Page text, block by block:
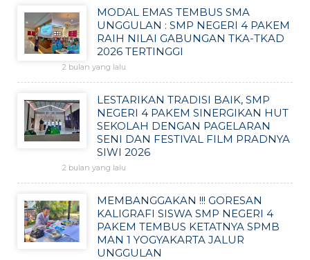
MODAL EMAS TEMBUS SMA
UNGGULAN : SMP NEGERI 4 PAKEM
RAIH NILAI GABUNGAN TKA-TKAD
2026 TERTINGGI
2 bulan yang lalu
LESTARIKAN TRADISI BAIK, SMP
NEGERI 4 PAKEM SINERGIKAN HUT
SEKOLAH DENGAN PAGELARAN
SENI DAN FESTIVAL FILM PRADNYA
SIWI 2026
2 bulan yang lalu
MEMBANGGAKAN !!! GORESAN
KALIGRAFI SISWA SMP NEGERI 4
PAKEM TEMBUS KETATNYA SPMB
MAN 1 YOGYAKARTA JALUR
UNGGULAN